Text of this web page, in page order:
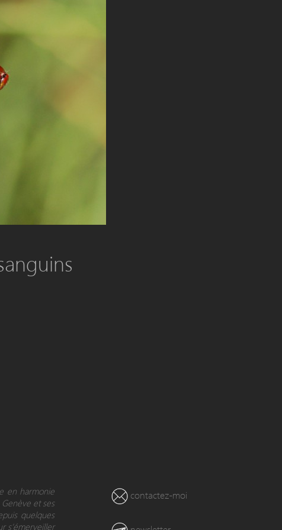
en harmonie
et ses
quelques
s’émerveiller
contactez-moi